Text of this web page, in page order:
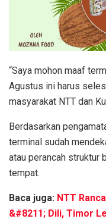
“Saya mohon maaf
Agustus ini harus
masyarakat NTT dan
Berdasarkan
terminal sudah
atau perancah struktur
tempat.
Baca juga: NTT
&#8211; Dili, Timor